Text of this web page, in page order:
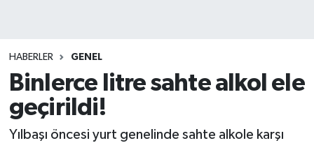
HABERLER GENEL
Binlerce litre sahte alkol ele
geçirildi!
Yılbaşı öncesi yurt genelinde sahte alkole karşı
Tüm Manşetler
Son Dakika Haberleri